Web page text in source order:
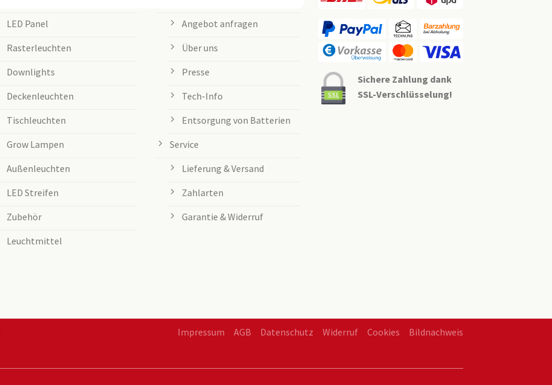
LED Panel
Rasterleuchten
Downlights
Deckenleuchten
Tischleuchten
Grow Lampen
Außenleuchten
LED Streifen
Zubehör
Leuchtmittel
Angebot anfragen
Über uns
Presse
Tech-Info
Entsorgung von Batterien
Service
Lieferung & Versand
Zahlarten
Garantie & Widerruf
Sichere Zahlung dank
SSL-Verschlüsselung!
Impressum AGB Datenschutz Widerruf Cookies Bildnachweis